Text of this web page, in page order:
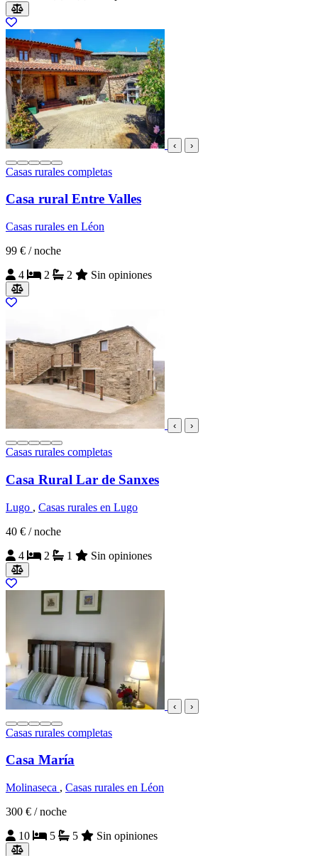
‹ ›
Casas rurales completas
Casa rural Entre Valles
Casas rurales en Léon
99 € / noche
4
2 2 Sin opiniones
‹ ›
Casas rurales completas
Casa Rural Lar de Sanxes
Lugo , Casas rurales en Lugo
40 € / noche
4
2 1 Sin opiniones
‹ ›
Casas rurales completas
Casa María
Molinaseca , Casas rurales en Léon
300 € / noche
10
5 5 Sin opiniones